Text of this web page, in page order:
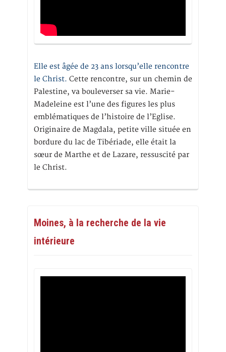
Elle est âgée de 23 ans lorsqu’elle rencontre
le Christ. Cette rencontre, sur un chemin de
Palestine, va bouleverser sa vie. Marie-
Madeleine est l’une des figures les plus
emblématiques de l’histoire de l’Eglise.
Originaire de Magdala, petite ville située en
bordure du lac de Tibériade, elle était la
sœur de Marthe et de Lazare, ressuscité par
le Christ.
Moines, à la recherche de la vie
intérieure